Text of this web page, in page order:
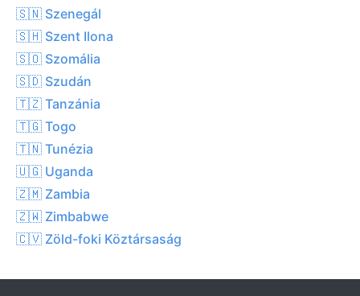
🇸🇳 Szenegál
🇸🇭 Szent Ilona
🇸🇴 Szomália
🇸🇩 Szudán
🇹🇿 Tanzánia
🇹🇬 Togo
🇹🇳 Tunézia
🇺🇬 Uganda
🇿🇲 Zambia
🇿🇼 Zimbabwe
🇨🇻 Zöld-foki Köztársaság